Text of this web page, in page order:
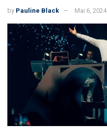
by Pauline Black Mai 6, 2024